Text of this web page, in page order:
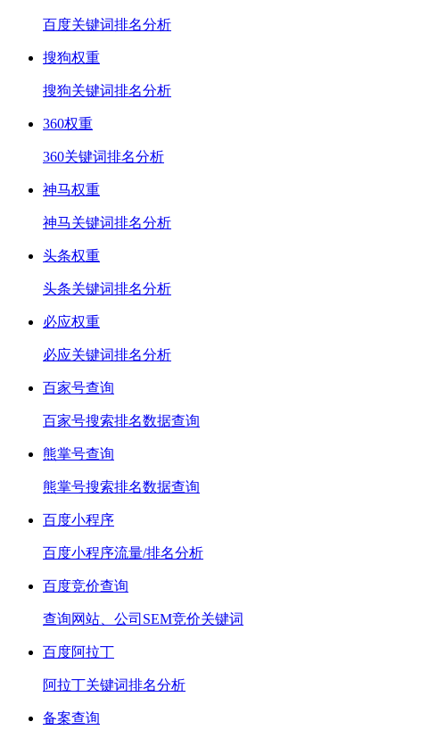
百度关键词排名分析
搜狗权重
搜狗关键词排名分析
360权重
360关键词排名分析
神马权重
神马关键词排名分析
头条权重
头条关键词排名分析
必应权重
必应关键词排名分析
百家号查询
百家号搜索排名数据查询
熊掌号查询
熊掌号搜索排名数据查询
百度小程序
百度小程序流量/排名分析
百度竞价查询
查询网站、公司SEM竞价关键词
百度阿拉丁
阿拉丁关键词排名分析
备案查询